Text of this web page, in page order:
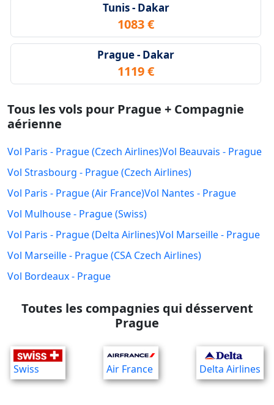
Tunis - Dakar
1083 €
Prague - Dakar
1119 €
Tous les vols pour Prague + Compagnie
aérienne
Vol Paris - Prague (Czech Airlines)Vol Beauvais - Prague
Vol Strasbourg - Prague (Czech Airlines)
Vol Paris - Prague (Air France)Vol Nantes - Prague
Vol Mulhouse - Prague (Swiss)
Vol Paris - Prague (Delta Airlines)Vol Marseille - Prague
Vol Marseille - Prague (CSA Czech Airlines)
Vol Bordeaux - Prague
Toutes les compagnies qui désservent
Prague
Swiss Air France Delta Airlines